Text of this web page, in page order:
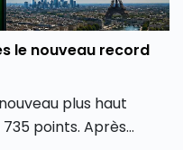
le nouveau record
plus haut
points. Après